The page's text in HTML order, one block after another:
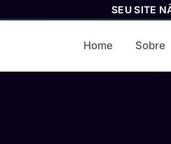
SEU SITE
Home Sobre